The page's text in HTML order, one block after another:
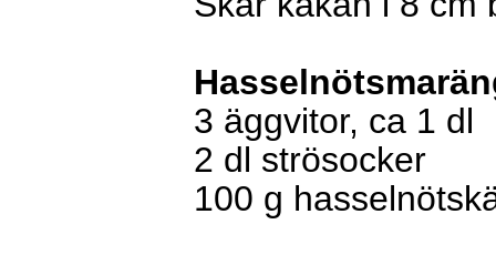
3 äggvitor, ca 1 dl
2 dl strösocker
100 g